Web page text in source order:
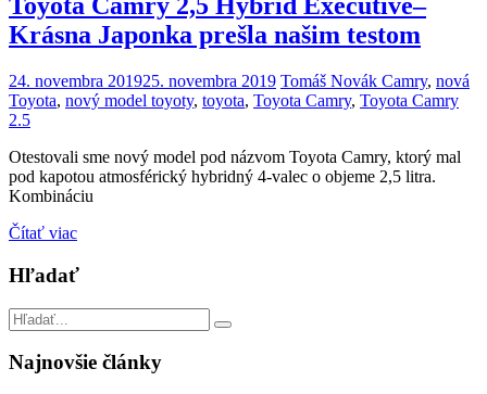
Toyota Camry 2,5 Hybrid Executive–
Krásna Japonka prešla našim testom
24. novembra 201925. novembra 2019 Tomáš Novák Camry, nová
Toyota, nový model toyoty, toyota, Toyota Camry, Toyota Camry
2.5
Otestovali sme nový model pod názvom Toyota Camry, ktorý mal
pod kapotou atmosférický hybridný 4-valec o objeme 2,5 litra.
Kombináciu
Čítať viac
Hľadať
Najnovšie články